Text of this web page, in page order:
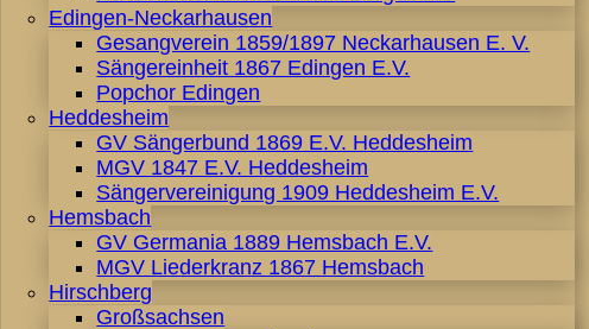
Edingen-Neckarhausen
Gesangverein 1859/1897 Neckarhausen E. V.
Sängereinheit 1867 Edingen E.V.
Popchor Edingen
Heddesheim
GV Sängerbund 1869 E.V. Heddesheim
MGV 1847 E.V. Heddesheim
Sängervereinigung 1909 Heddesheim E.V.
Hemsbach
GV Germania 1889 Hemsbach E.V.
MGV Liederkranz 1867 Hemsbach
Hirschberg
Großsachsen